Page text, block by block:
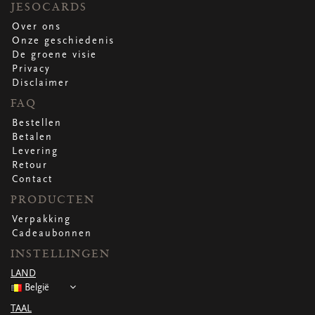
JESOCARDS
Over ons
Onze geschiedenis
De groene visie
Privacy
Disclaimer
FAQ
Bestellen
Betalen
Levering
Retour
Contact
PRODUCTEN
Verpakking
Cadeaubonnen
INSTELLINGEN
LAND
België
TAAL